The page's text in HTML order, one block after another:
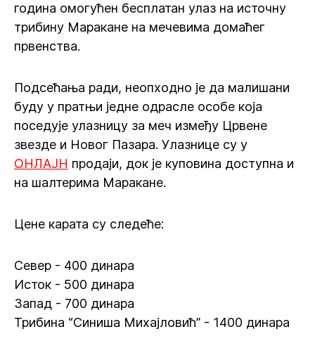
година омогућен бесплатан улаз на источну
трибину Маракане на мечевима домаћег
првенства.
Подсећања ради, неопходно је да малишани
буду у пратњи једне одрасле особе која
поседује улазницу за меч између Црвене
звезде и Новог Пазара. Улазнице су у
ОНЛАЈН продаји, док је куповина доступна и
на шалтерима Маракане.
Цене карата су следеће:
Север - 400 динара
Исток - 500 динара
Запад - 700 динара
Трибина “Синиша Михајловић” - 1400 динара